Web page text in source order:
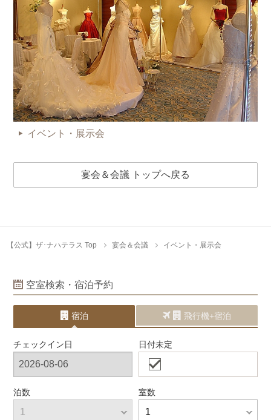
イベント・展示会
宴会＆会議 トップへ戻る
【公式】ザ･ナハテラス Top 宴会＆会議 イベント・展示会
空室検索・宿泊予約
宿泊 飛行機+宿泊
チェックイン日 日付未定
泊数 室数